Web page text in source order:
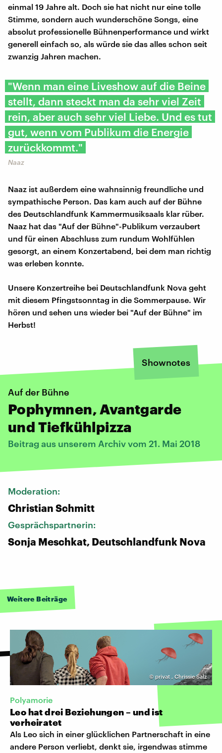
einmal 19 Jahre alt. Doch sie hat nicht nur eine tolle
Stimme, sondern auch wunderschöne Songs, eine
absolut professionelle Bühnenperformance und wirkt
generell einfach so, als würde sie das alles schon seit
zwanzig Jahren machen.
"Wenn man eine Liveshow auf die Beine
stellt, dann steckt man da sehr viel Zeit
rein, aber auch sehr viel Liebe. Und es tut
gut, wenn vom Publikum die Energie
zurückkommt."
Naaz
Naaz ist außerdem eine wahnsinnig freundliche und
sympathische Person. Das kam auch auf der Bühne
des Deutschlandfunk Kammermusiksaals klar rüber.
Naaz hat das "Auf der Bühne"-Publikum verzaubert
und für einen Abschluss zum rundum Wohlfühlen
gesorgt, an einem Konzertabend, bei dem man richtig
was erleben konnte.
Unsere Konzertreihe bei Deutschlandfunk Nova geht
mit diesem Pfingstsonntag in die Sommerpause. Wir
hören und sehen uns wieder bei "Auf der Bühne" im
Herbst!
Shownotes
Auf der Bühne
Pophymnen, Avantgarde
und Tiefkühlpizza
Beitrag aus unserem Archiv vom 21. Mai 2018
Moderation:
Christian Schmitt
Gesprächspartnerin:
Sonja Meschkat, Deutschlandfunk Nova
Weitere Beiträge
© privat , Chrissie Salz
Polyamorie
Leo hat drei Beziehungen – und ist
verheiratet
Als Leo sich in einer glücklichen Partnerschaft in eine
andere Person verliebt, denkt sie, irgendwas stimme